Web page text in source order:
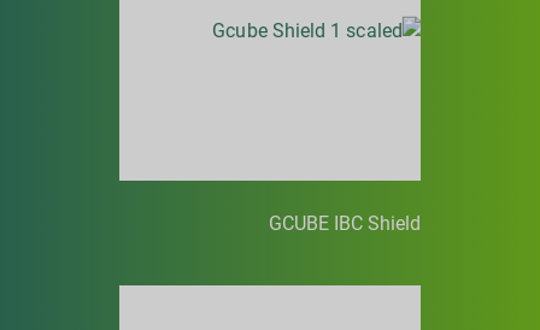
GCUBE IBC Shield